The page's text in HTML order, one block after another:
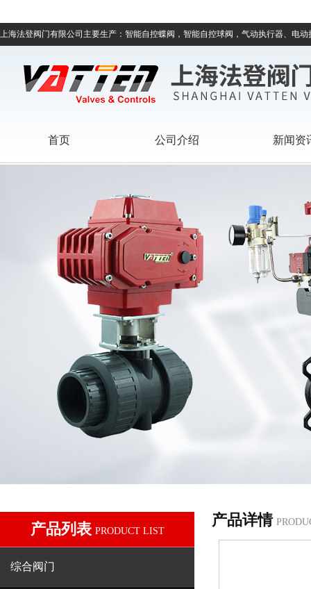
上海法登阀门有限公司主要生产：智能自控蝶阀，智能自控球阀，气动执行器、电
首页 公司介绍 新闻资
产品列表 PRODUCT LIST
综合阀门
产品详情